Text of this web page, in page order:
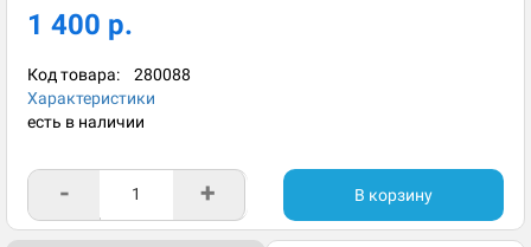
1 400 р.
Код товара: 280088
Характеристики
есть в наличии
- + В корзину